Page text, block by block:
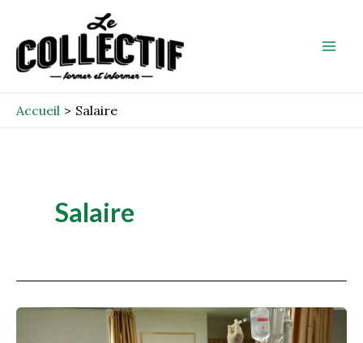
contenu
Accueil Salaire
Salaire